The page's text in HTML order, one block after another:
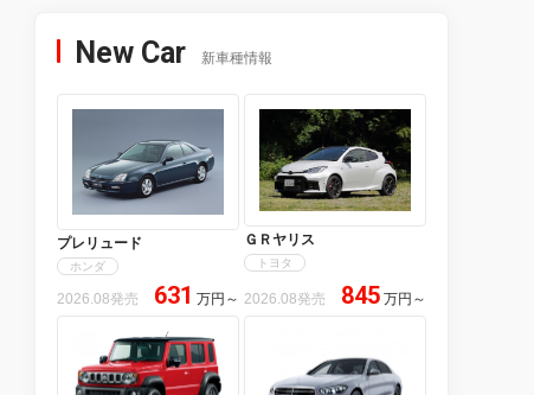
New Car 新車種情報
プレリュード
ホンダ
2026.08発売 631 万円 ～
ＧＲヤリス
トヨタ
2026.08発売 845 万円 ～